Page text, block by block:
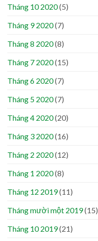
Tháng 10 2020(5)
Tháng 9 2020(7)
Tháng 8 2020(8)
Tháng 7 2020(15)
Tháng 6 2020(7)
Tháng 5 2020(7)
Tháng 4 2020(20)
Tháng 3 2020(16)
Tháng 2 2020(12)
Tháng 1 2020(8)
Tháng 12 2019(11)
Tháng mười một 2019(15)
Tháng 10 2019(21)